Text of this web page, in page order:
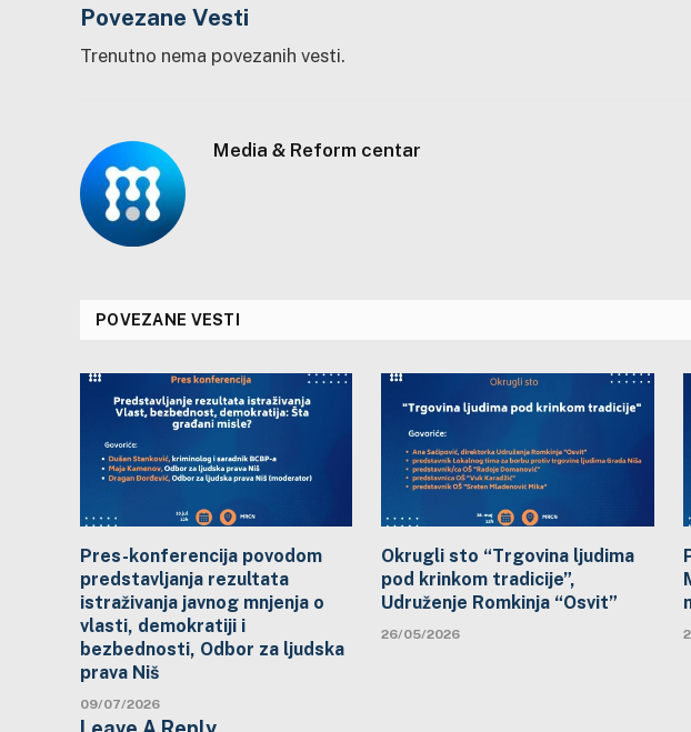
Povezane Vesti
Trenutno nema povezanih vesti.
Media & Reform centar
POVEZANE VESTI
Pres-konferencija povodom
predstavljanja rezultata
istraživanja javnog mnjenja o
vlasti, demokratiji i
bezbednosti, Odbor za ljudska
prava Niš
09/07/2026
Okrugli sto “Trgovina ljudima
pod krinkom tradicije”,
Udruženje Romkinja “Osvit”
26/05/2026